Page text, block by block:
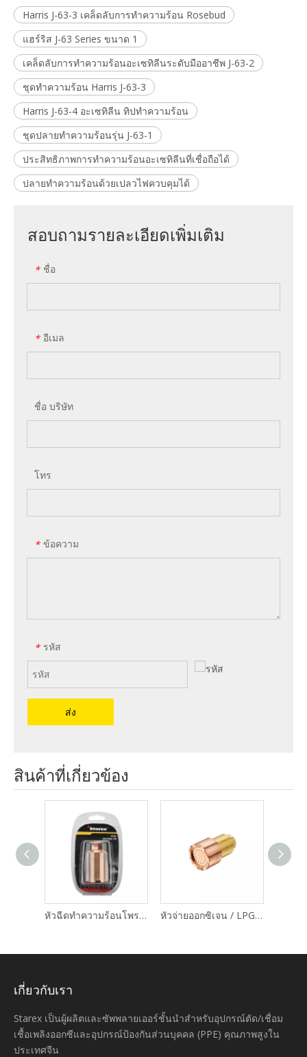
Harris J-63-3 เคล็ดลับการทำความร้อน Rosebud
แฮร์ริส J-63 Series ขนาด 1
เคล็ดลับการทำความร้อนอะเซทิลีนระดับมืออาชีพ J-63-2
ชุดทำความร้อน Harris J-63-3
Harris J-63-4 อะเซทิลีน ทิปทำความร้อน
ชุดปลายทำความร้อนรุ่น J-63-1
ประสิทธิภาพการทำความร้อนอะเซทิลีนที่เชื่อถือได้
ปลายทำความร้อนด้วยเปลวไฟควบคุมได้
สอบถามรายละเอียดเพิ่มเติม
* ชื่อ
* อีเมล
ชื่อ บริษัท
โทร
* ข้อความ
* รหัส
ส่ง
สินค้าที่เกี่ยวข้อง
หัวฉีดทำความร้อนโพรเพนสำหรับงานหนัก / ก๊าซธรรมชาติ VH หัวจ่ายออกซิเจน / LPG Supre COMET SHP
เกี่ยวกับเรา
Starex เป็นผู้ผลิตและซัพพลายเออร์ชั้นนำสำหรับอุปกรณ์ตัด/เชื่อม
เชื้อเพลิงออกซีและอุปกรณ์ป้องกันส่วนบุคคล (PPE) คุณภาพสูงใน
ประเทศจีน